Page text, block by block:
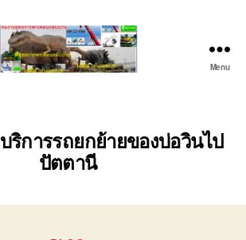
เครื่องจักร
ระยอง
ชลบุรี
เซียน
Menu
บริการรถยกย้ายของบ่อวินไป
ปัตตานี